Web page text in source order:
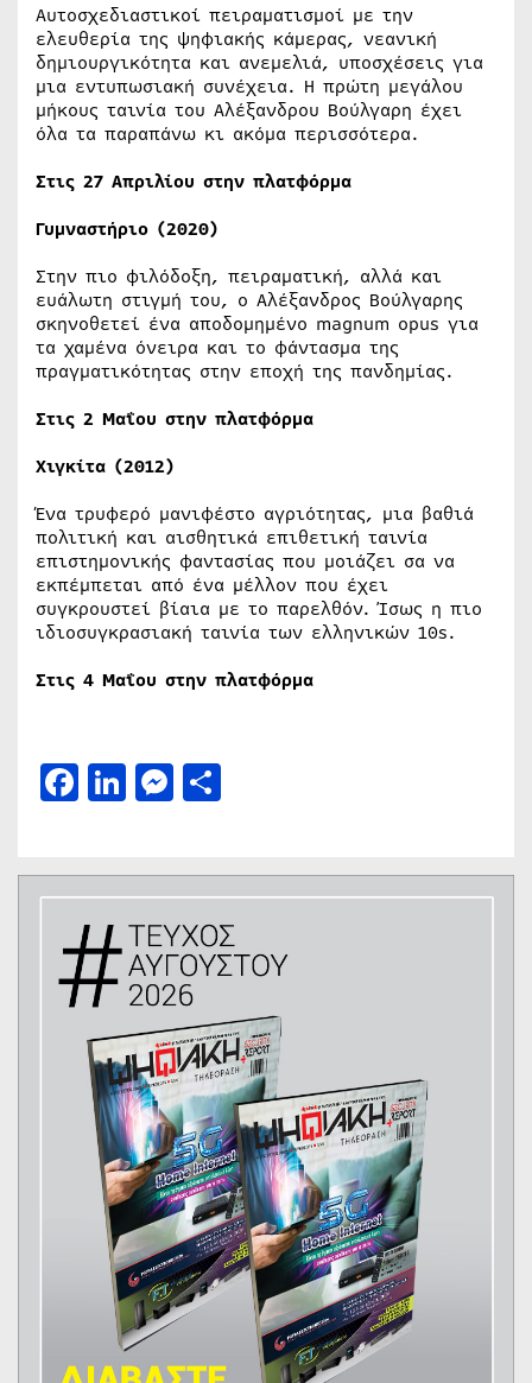
Αυτοσχεδιαστικοί πειραματισμοί με την
ελευθερία της ψηφιακής κάμερας, νεανική
δημιουργικότητα και ανεμελιά, υποσχέσεις για
μια εντυπωσιακή συνέχεια. Η πρώτη μεγάλου
μήκους ταινία του Αλέξανδρου Βούλγαρη έχει
όλα τα παραπάνω κι ακόμα περισσότερα.
Στις 27 Απριλίου στην πλατφόρμα
Γυμναστήριο (2020)
Στην πιο φιλόδοξη, πειραματική, αλλά και
ευάλωτη στιγμή του, ο Αλέξανδρος Βούλγαρης
σκηνοθετεί ένα αποδομημένο magnum opus για
τα χαμένα όνειρα και το φάντασμα της
πραγματικότητας στην εποχή της πανδημίας.
Στις 2 Μαΐου στην πλατφόρμα
Χιγκίτα (2012)
Ένα τρυφερό μανιφέστο αγριότητας, μια βαθιά
πολιτική και αισθητικά επιθετική ταινία
επιστημονικής φαντασίας που μοιάζει σα να
εκπέμπεται από ένα μέλλον που έχει
συγκρουστεί βίαια με το παρελθόν. Ίσως η πιο
ιδιοσυγκρασιακή ταινία των ελληνικών 10s.
Στις 4 Μαΐου στην πλατφόρμα
Facebook
LinkedIn
Messenger